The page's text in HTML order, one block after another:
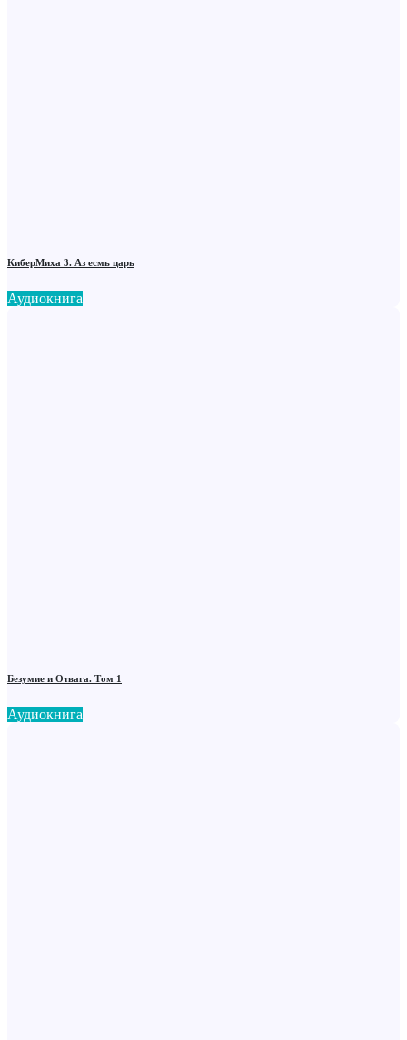
КиберМиха 3. Аз есмь царь
Аудиокнига
Безумие и Отвага. Том 1
Аудиокнига